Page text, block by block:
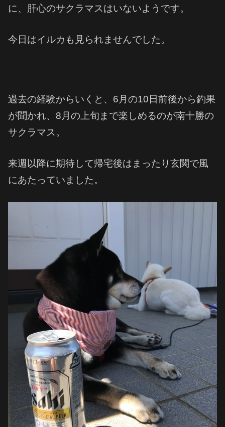
に、肝心のサクラマスはいないようです。
今日はイルカも見られませんでした。
過去の経験からいくと、6月の10日前後から釣果
が聞かれ、8月の上旬まで楽しめるのが南十勝の
サクラマス。
来週以降に期待して帰宅後はまったり玄関で風
にあたっていました。